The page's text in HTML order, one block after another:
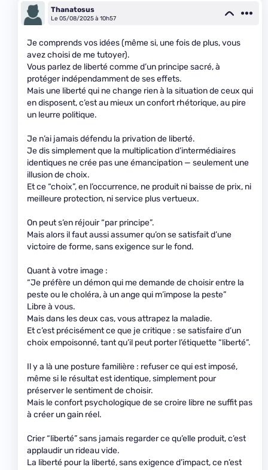
Thanatosus
Le 05/08/2025 à 10h57
Je comprends vos idées (même si, une fois de plus, vous
avez choisi de me tutoyer).
Vous parlez de liberté comme d’un principe sacré, à
protéger indépendamment de ses effets.
Mais une liberté qui ne change rien à la situation de ceux qui
en disposent, c’est au mieux un confort rhétorique, au pire
un leurre politique.
Je n’ai jamais défendu la privation de liberté.
Je dis simplement que la multiplication d’intermédiaires
identiques ne crée pas une émancipation — seulement une
illusion de choix.
Et ce “choix”, en l’occurrence, ne produit ni baisse de prix, ni
meilleure protection, ni service plus vertueux.
On peut s’en réjouir “par principe”.
Mais alors il faut aussi assumer qu’on se satisfait d’une
victoire de forme, sans exigence sur le fond.
Quant à votre image :
“Je préfère un démon qui me demande de choisir entre la
peste ou le choléra, à un ange qui m’impose la peste”
Libre à vous.
Mais dans les deux cas, vous attrapez la maladie.
Et c’est précisément ce que je critique : se satisfaire d’un
choix empoisonné, tant qu’il peut porter l’étiquette “liberté”.
Il y a là une posture familière : refuser ce qui est imposé,
même si le résultat est identique, simplement pour
préserver le sentiment de choisir.
Mais le confort psychologique de se croire libre ne suffit pas
à créer un gain réel.
Crier “liberté” sans jamais regarder ce qu’elle produit, c’est
applaudir un rideau vide.
La liberté pour la liberté, sans exigence d’impact, ce n’est